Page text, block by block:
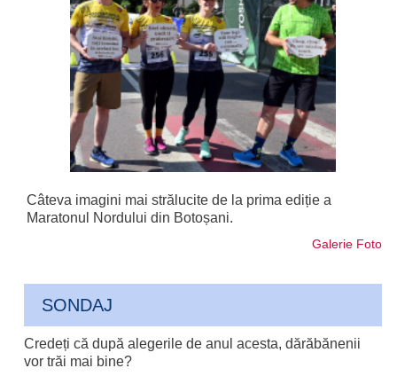
Câteva imagini mai strălucite de la prima ediție a
Maratonul Nordului din Botoșani.
Galerie Foto
SONDAJ
Credeți că după alegerile de anul acesta, dărăbănenii
vor trăi mai bine?